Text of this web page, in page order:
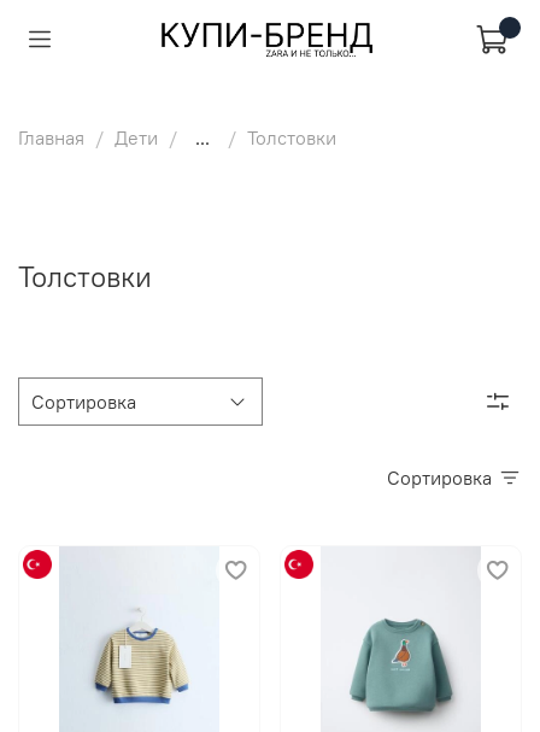
Главная Дети ... Толстовки
Толстовки
Сортировка